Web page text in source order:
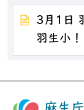
3月1日
羽生小